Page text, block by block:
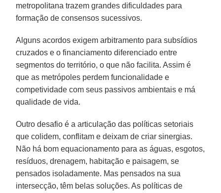
metropolitana trazem grandes dificuldades para
formação de consensos sucessivos.
Alguns acordos exigem arbitramento para subsídios
cruzados e o financiamento diferenciado entre
segmentos do território, o que não facilita. Assim é
que as metrópoles perdem funcionalidade e
competividade com seus passivos ambientais e má
qualidade de vida.
Outro desafio é a articulação das políticas setoriais
que colidem, conflitam e deixam de criar sinergias.
Não há bom equacionamento para as águas, esgotos,
resíduos, drenagem, habitação e paisagem, se
pensados isoladamente. Mas pensados na sua
intersecção, têm belas soluções. As políticas de